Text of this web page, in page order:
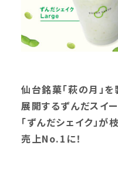
仙台銘菓「萩の月」
展開するずんだスイ
「ずんだシェイク」
売上No.1に！